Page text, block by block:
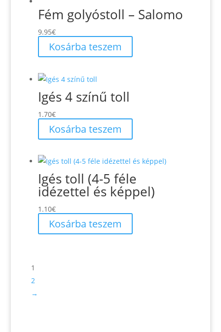
Fém golyóstoll – Salomo
9.95€
Kosárba teszem
Igés 4 színű toll
1.70€
Kosárba teszem
Igés toll (4-5 féle
idézettel és képpel)
1.10€
Kosárba teszem
1
2
→